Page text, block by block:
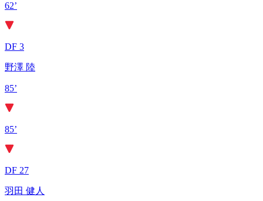
62’
DF 3
野澤 陸
85’
85’
DF 27
羽田 健人